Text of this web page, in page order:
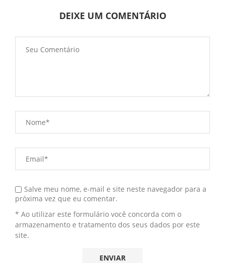
DEIXE UM COMENTÁRIO
Salve meu nome, e-mail e site neste navegador para a
próxima vez que eu comentar.
* Ao utilizar este formulário você concorda com o
armazenamento e tratamento dos seus dados por este
site.